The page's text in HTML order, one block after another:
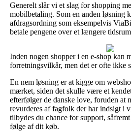
Generelt slår vi et slag for shopping
mobilbetaling. Som en anden løsning
afdragsordning som eksempelvis
betale pengene over et længere
Inden nogen shopper i en e-shop kan
forretningsvilkår, men det er ofte ikke
En nem løsning er at kigge om
mærket, siden det skulle være et
efterfølger de danske love, foruden at
revurderes af fagfolk der har indsigt i
tilbydes du chance for support,
følge af dit køb.